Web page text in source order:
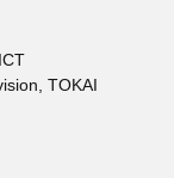
TOKAI